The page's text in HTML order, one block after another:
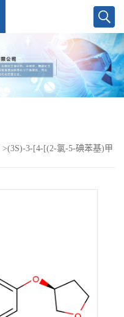
>(3S)-3-[4-[(2-氯-5-碘苯基)甲